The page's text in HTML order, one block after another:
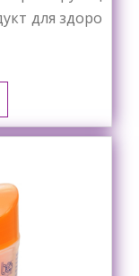
для здоро